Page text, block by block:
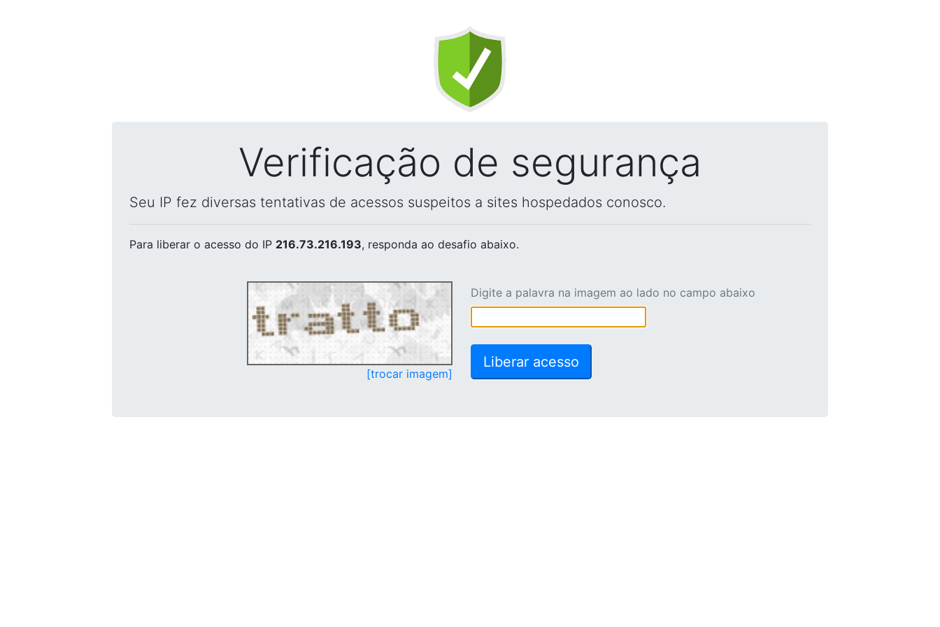
Verificação de segurança
Seu IP fez diversas tentativas de acessos suspeitos a sites hospedados conosco.
Para liberar o acesso do IP 216.73.216.193, responda ao desafio abaixo.
[trocar imagem]
Digite a palavra na imagem ao lado no campo abaixo